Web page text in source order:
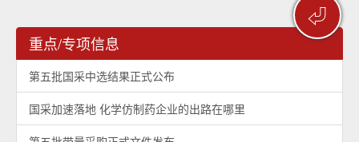
⏎
重点/专项信息
第五批国采中选结果正式公布
国采加速落地 化学仿制药企业的出路在哪里